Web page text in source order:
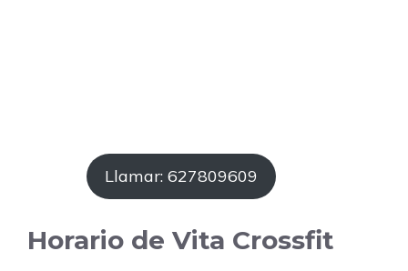
Llamar: 627809609
Horario de Vita Crossfit